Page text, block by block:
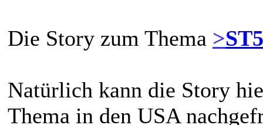
Die Story zum Thema >
Natürlich kann die Story
Thema in den USA